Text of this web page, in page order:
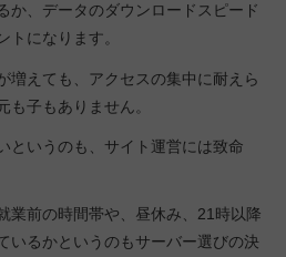
か、データのダウンロードスピード
トになります。
増えても、アクセスの集中に耐えら
も子もありません。
というのも、サイト運営には致命
業前の時間帯や、昼休み、21時以降
いるかというのもサーバー選びの決